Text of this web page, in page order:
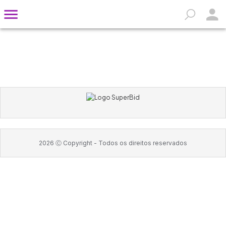
2026 Ⓒ Copyright - Todos os direitos reservados